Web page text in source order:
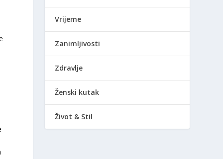
Vrijeme
Zanimljivosti
Zdravlje
Ženski kutak
Život & Stil